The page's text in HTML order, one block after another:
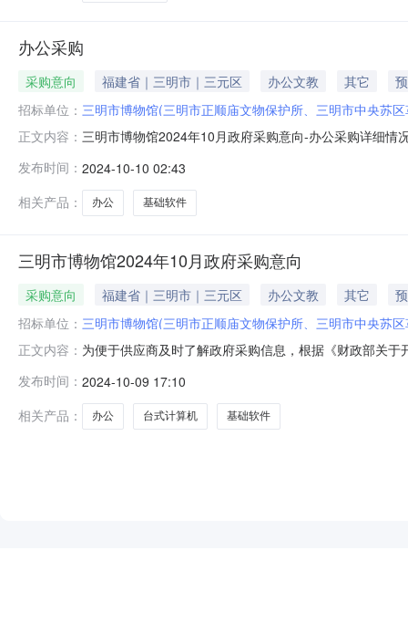
办公采购
采购意向 福建省｜三明市｜三元区 办公文教 其它
招标单位： 三明市博物馆(三明市正顺庙文物保护所、三明市中央苏
正文内容： 三明市博物馆2024年10月政府采购意向-办公采购详细
本次公开的采购意向是本单位政府采购工作的初步安排
发布时间： 2024-10-10 02:43
相关产品：
办公 基础软件
三明市博物馆2024年10月政府采购意向
采购意向 福建省｜三明市｜三元区 办公文教 其它
招标单位： 三明市博物馆(三明市正顺庙文物保护所、三明市中央苏
正文内容： 为便于供应商及时了解政府采购信息，根据《财政部关
采购数量：1套采购内容：基础软件采购数量：1套主要
排，具体采购项目情
发布时间： 2024-10-09 17:10
相关产品：
办公 台式计算机 基础软件